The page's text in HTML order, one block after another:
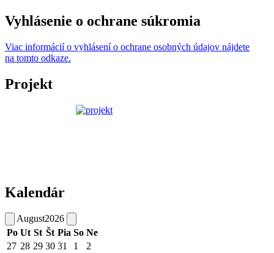
Vyhlásenie o ochrane súkromia
Viac informácií o vyhlásení o ochrane osobných údajov nájdete
na tomto odkaze.
Projekt
Kalendár
August2026
Po Ut St Št Pia So Ne
27 28 29 30 31 1
2